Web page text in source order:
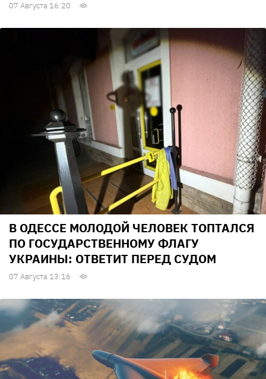
07 Августа 16:20
В ОДЕССЕ МОЛОДОЙ ЧЕЛОВЕК ТОПТАЛСЯ
ПО ГОСУДАРСТВЕННОМУ ФЛАГУ
УКРАИНЫ: ОТВЕТИТ ПЕРЕД СУДОМ
07 Августа 13:16